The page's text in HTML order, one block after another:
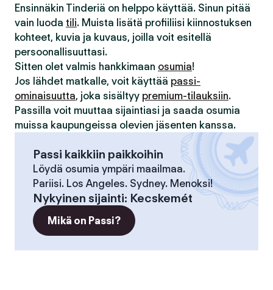
Ensinnäkin Tinderiä on helppo käyttää. Sinun pitää
vain luoda tili. Muista lisätä profiiliisi kiinnostuksen
kohteet, kuvia ja kuvaus, joilla voit esitellä
persoonallisuuttasi.
Sitten olet valmis hankkimaan osumia!
Jos lähdet matkalle, voit käyttää passi-
ominaisuutta, joka sisältyy premium-tilauksiin.
Passilla voit muuttaa sijaintiasi ja saada osumia
muissa kaupungeissa olevien jäsenten kanssa.
Passi kaikkiin paikkoihin
Löydä osumia ympäri maailmaa.
Pariisi. Los Angeles. Sydney. Menoksi!
Nykyinen sijainti: Kecskemét
Mikä on Passi?